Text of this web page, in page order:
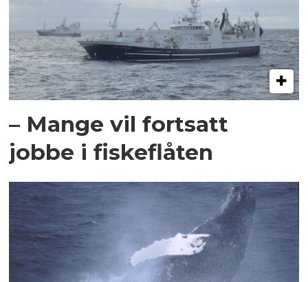
– Mange vil fortsatt
jobbe i fiskeflåten